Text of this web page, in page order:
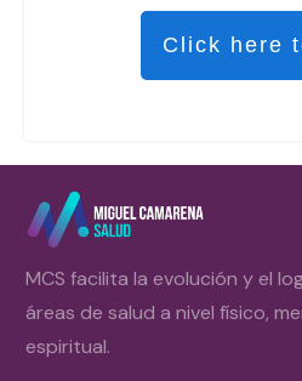
Click here
MCS facilita la evolución y el
áreas de salud a nivel físico,
espiritual.